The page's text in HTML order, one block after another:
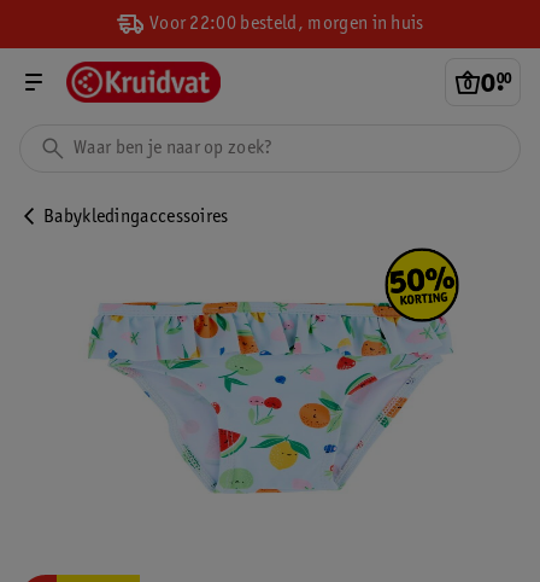
Voor 22:00 besteld, morgen in huis
0.
00
Babykledingaccessoires